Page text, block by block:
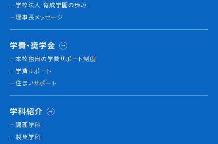
学校法人 育成学園の歩み
理事長メッセージ
学費・奨学金
本校独⾃の学費サポート制度
学費サポート
住まいサポート
学科紹介
調理学科
製菓学科